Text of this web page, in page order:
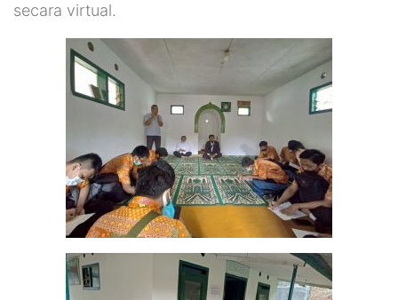
secara virtual.